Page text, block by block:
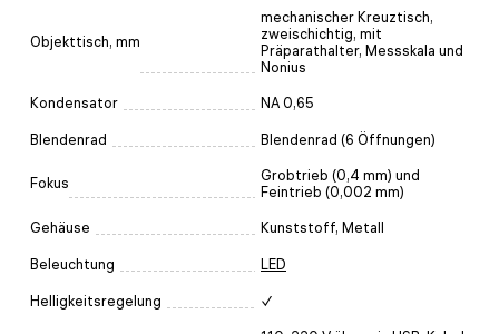
Objekttisch, mm
mechanischer Kreuztisch,
zweischichtig, mit
Präparathalter, Messskala und
Nonius
Kondensator NA 0,65
Blendenrad Blendenrad (6 Öffnungen)
Fokus
Grobtrieb (0,4 mm) und
Feintrieb (0,002 mm)
Gehäuse Kunststoff, Metall
Beleuchtung LED
Helligkeitsregelung ✓